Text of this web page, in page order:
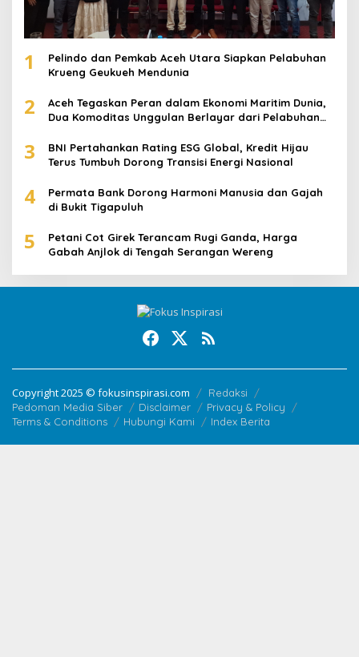
1
Pelindo dan Pemkab Aceh Utara Siapkan Pelabuhan
Krueng Geukueh Mendunia
2
Aceh Tegaskan Peran dalam Ekonomi Maritim Dunia,
Dua Komoditas Unggulan Berlayar dari Pelabuhan
3
BNI Pertahankan Rating ESG Global, Kredit Hijau
Terus Tumbuh Dorong Transisi Energi Nasional
4
Permata Bank Dorong Harmoni Manusia dan Gajah
di Bukit Tigapuluh
5
Petani Cot Girek Terancam Rugi Ganda, Harga
Gabah Anjlok di Tengah Serangan Wereng
Copyright 2025 © fokusinspirasi.com
Redaksi
Pedoman Media Siber
Disclaimer
Privacy & Policy
Terms & Conditions
Hubungi Kami Index Berita